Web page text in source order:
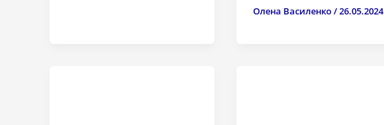
Олена Василенко/26.05.2024